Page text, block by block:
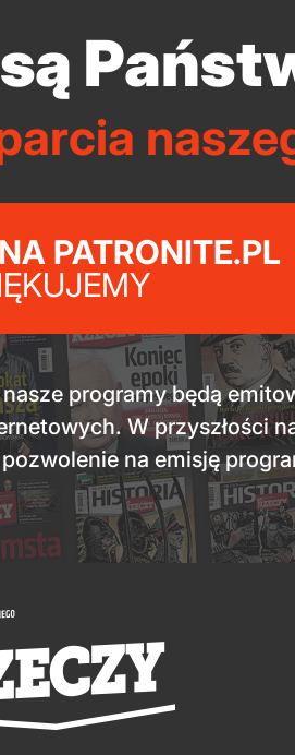
PATRONITE.PL
programy będą
W przyszłości
na emisję